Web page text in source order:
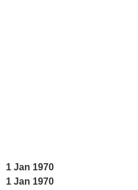
1 Jan 1970
1 Jan 1970